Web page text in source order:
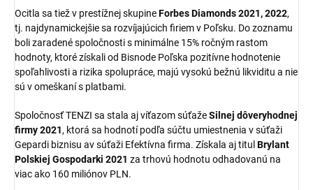
Ocitla sa tiež v prestížnej skupineForbes Diamonds 2021, 2022,
tj. najdynamickejšie sa rozvíjajúcich firiem v Poľsku. Do zoznamu
boli zaradené spoločnosti s minimálne 15% ročným rastom
hodnoty, ktoré získali od Bisnode Poľska pozitívne hodnotenie
spoľahlivosti a rizika spolupráce, majú vysokú bežnú likviditu a nie
sú v omeškaní s platbami.
Spoločnosť TENZI sa stala aj víťazom súťažeSilnej dôveryhodnej
firmy 2021, ktorá sa hodnotí podľa súčtu umiestnenia v súťaži
Gepardi biznisu av súťaži Efektívna firma. Získala aj titul Brylant
Polskiej Gospodarki 2021 za trhovú hodnotu odhadovanú na
viac ako 160 miliónov PLN.